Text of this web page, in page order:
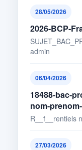
28/05/2026
2026-BCP-
admin
06/04/2026
18488-bac-
nom-
R__f__rentiels
27/03/2026